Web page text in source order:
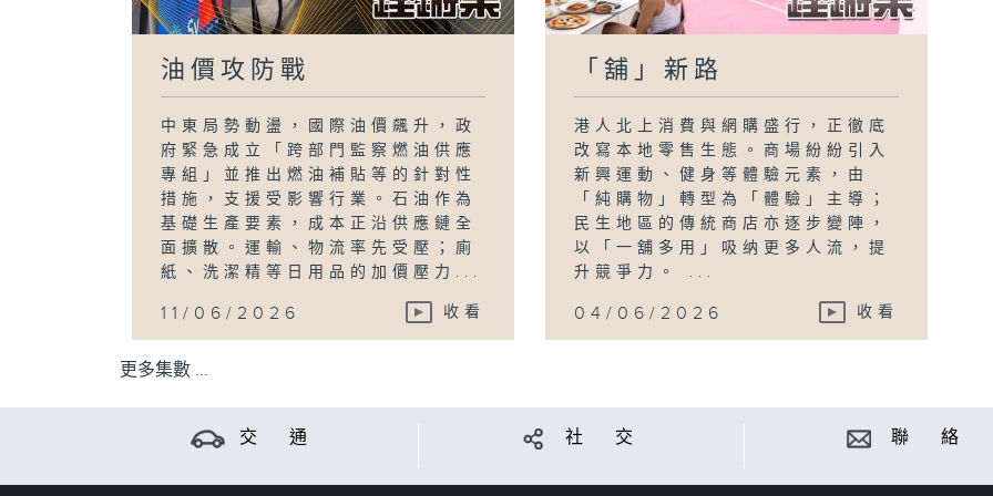
油價攻防戰
中東局勢動盪，國際油價飆升，政
府緊急成立「跨部門監察燃油供應
專組」並推出燃油補貼等的針對性
措施，支援受影響行業。石油作為
基礎生產要素，成本正沿供應鏈全
面擴散。運輸、物流率先受壓；廁
紙、洗潔精等日用品的加價壓力...
11/06/2026 收看
「舖」新路
港人北上消費與網購盛行，正徹底
改寫本地零售生態。商場紛紛引入
新興運動、健身等體驗元素，由
「純購物」轉型為「體驗」主導；
民生地區的傳統商店亦逐步變陣，
以「一舖多用」吸纳更多人流，提
升競爭力。 ...
04/06/2026 收看
更多集數 ...
交 通 社 交 聯 絡